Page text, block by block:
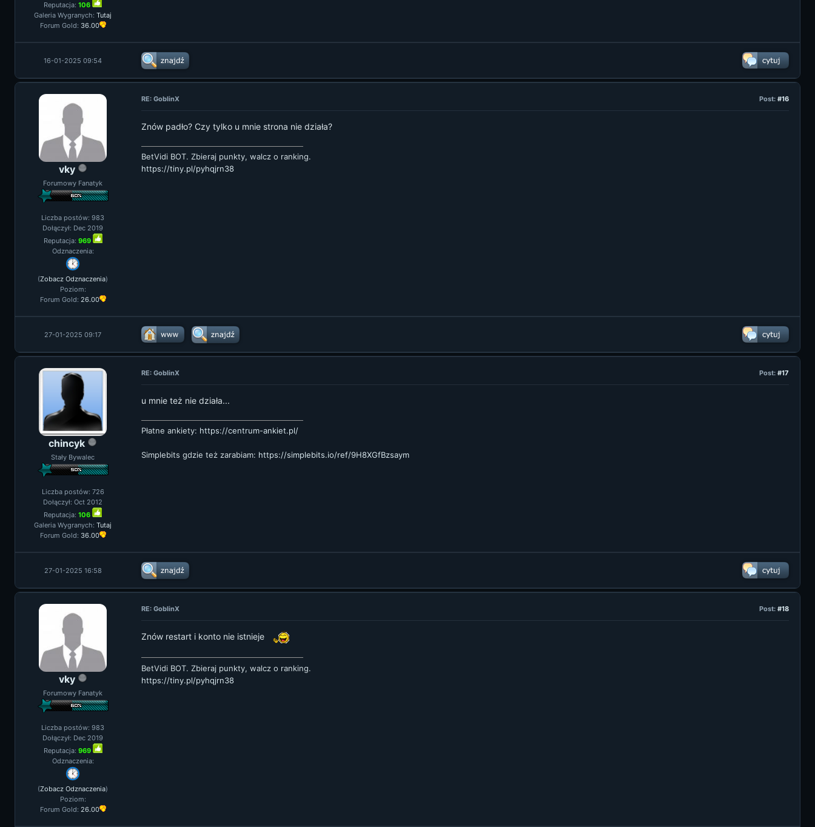
Reputacja: 106
Galeria Wygranych: Tutaj
Forum Gold: 36.00
16-01-2025 09:54
vky
Forumowy Fanatyk
Liczba postów: 983
Dołączył: Dec 2019
Reputacja: 969
Odznaczenia:
(Zobacz Odznaczenia)
Poziom:
Forum Gold: 26.00
Post: #16
RE: GoblinX
Znów padło? Czy tylko u mnie strona nie działa?
BetVidi BOT. Zbieraj punkty, walcz o ranking.
https://tiny.pl/pyhqjrn38
27-01-2025 09:17
chincyk
Stały Bywalec
Liczba postów: 726
Dołączył: Oct 2012
Reputacja: 106
Galeria Wygranych: Tutaj
Forum Gold: 36.00
Post: #17
RE: GoblinX
u mnie też nie działa...
Płatne ankiety: https://centrum-ankiet.pl/
Simplebits gdzie też zarabiam: https://simplebits.io/ref/9H8XGfBzsaym
27-01-2025 16:58
vky
Forumowy Fanatyk
Liczba postów: 983
Dołączył: Dec 2019
Reputacja: 969
Odznaczenia:
(Zobacz Odznaczenia)
Poziom:
Forum Gold: 26.00
Post: #18
RE: GoblinX
Znów restart i konto nie istnieje
BetVidi BOT. Zbieraj punkty, walcz o ranking.
https://tiny.pl/pyhqjrn38